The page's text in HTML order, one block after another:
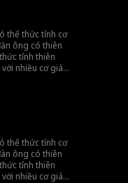
thể thức tỉnh cơ
ông có thiên
tỉnh thiên
với nhiều cơ giáp
thể thức tỉnh cơ
ông có thiên
tỉnh thiên
với nhiều cơ giáp